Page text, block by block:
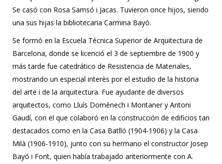
Se casó con Rosa Samsó i Jacas. Tuvieron once hijos, siendo
una sus hijas la bibliotecaria Carmina Bayó.
Se formó en la Escuela Técnica Superior de Arquitectura de
Barcelona, donde se licenció el 3 de septiembre de 1900 y
más tarde fue catedrático de Resistencia de Materiales,
mostrando un especial interès por el estudio de la historia
del arte i de la arquitectura. Fue ayudante de diversos
arquitectos, como Lluís Domènech i Montaner y Antoni
Gaudí, con el que colaboró en la construcción de edificios tan
destacados como en la Casa Batlló (1904-1906) y la Casa
Milà (1906-1910), junto con su hermano el constructor Josep
Bayó i Font, quien había trabajado anteriormente con A.